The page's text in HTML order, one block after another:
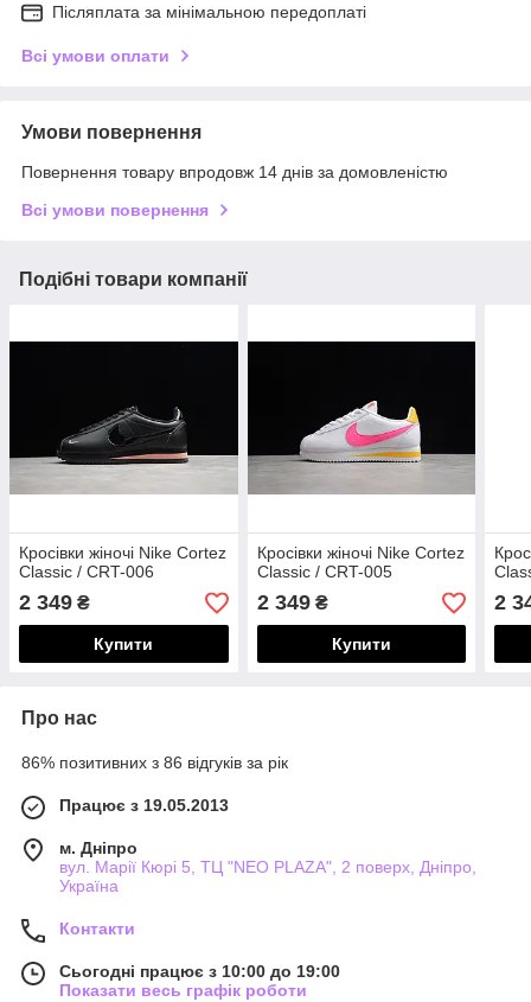
Післяплата за мінімальною передоплаті
Всі умови оплати
Умови повернення
Повернення товару впродовж 14 днів за домовленістю
Всі умови повернення
Подібні товари компанії
Кросівки жіночі Nike Cortez
Classic / CRT-006
2 349 ₴
Купити
Кросівки жіночі Nike Cortez
Classic / CRT-005
2 349₴
Купити
2
Про нас
86% позитивних з 86 відгуків за рік
Працює з 19.05.2013
м. Дніпро
вул. Марії Кюрі 5, ТЦ "NEO PLAZA", 2 поверх, Дніпро,
Україна
Контакти
Сьогодні працює з 10:00 до 19:00
Показати весь графік роботи